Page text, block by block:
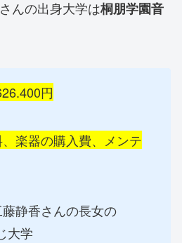
んの出身大学は桐朋学園音
円
楽器の購入費、メンテ
静香さんの長女の
大学